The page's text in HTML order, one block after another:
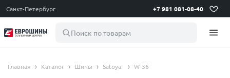
Санкт-Петербург +7 981 081-08-40
Поиск по товарам
Главная Каталог Шины Satoya W-36